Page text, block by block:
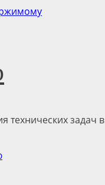
технических задач